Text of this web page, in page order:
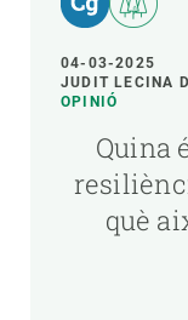
04-03-2025
JUDIT LECINA
OPINIÓ
Quina
què